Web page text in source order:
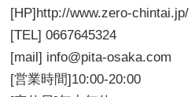
[HP]http://www.zero-chintai.jp/
[TEL] 0667645324
[mail] info@pita-osaka.com
[営業時間]10:00-20:00